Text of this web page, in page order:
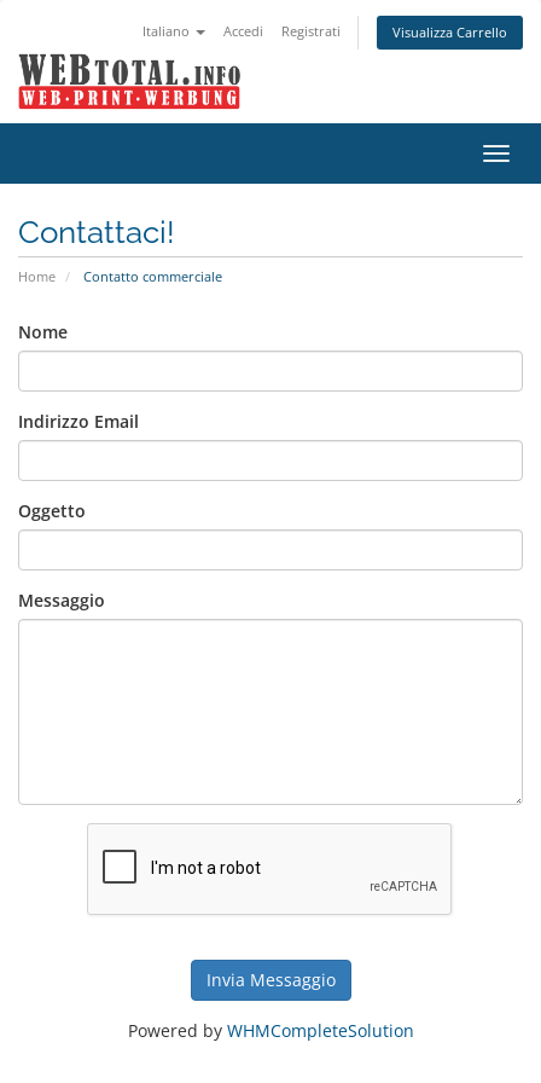
Italiano Accedi Registrati Visualizza Carrello
Attiva
Contattaci!
Home Contatto commerciale
Nome
Indirizzo Email
Oggetto
Messaggio
Invia Messaggio
Powered by WHMCompleteSolution